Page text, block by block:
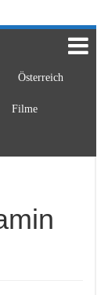
Österreich
Filme